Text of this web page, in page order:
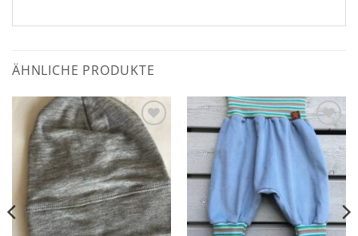
ÄHNLICHE PRODUKTE
Zum
Wunschzettel
hinzufügen
Zum
Wunschzettel
hinzufügen